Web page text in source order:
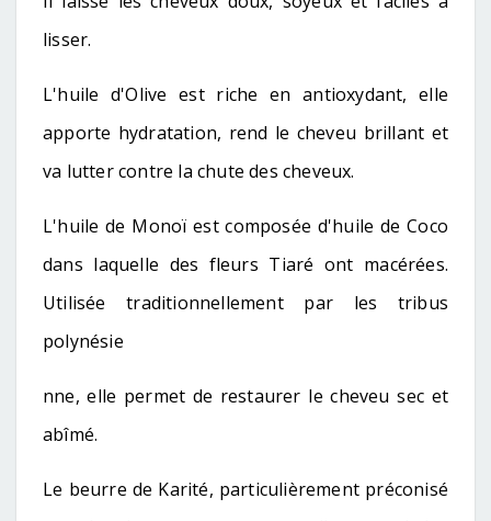
lisser.
L'huile d'Olive est riche en antioxydant, elle
apporte hydratation, rend le cheveu brillant et
va lutter contre la chute des cheveux.
L'huile de Monoï est composée d'huile de Coco
dans laquelle des fleurs Tiaré ont macérées.
Utilisée traditionnellement par les tribus
polynésie
nne, elle permet de restaurer le cheveu sec et
abîmé.
Le beurre de Karité, particulièrement préconisé